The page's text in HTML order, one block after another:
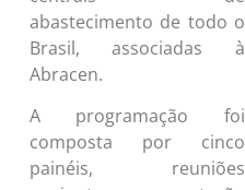
abastecimento de todo o
Brasil, associadas à
Abracen.
A programação foi
composta por cinco
painéis, reuniões